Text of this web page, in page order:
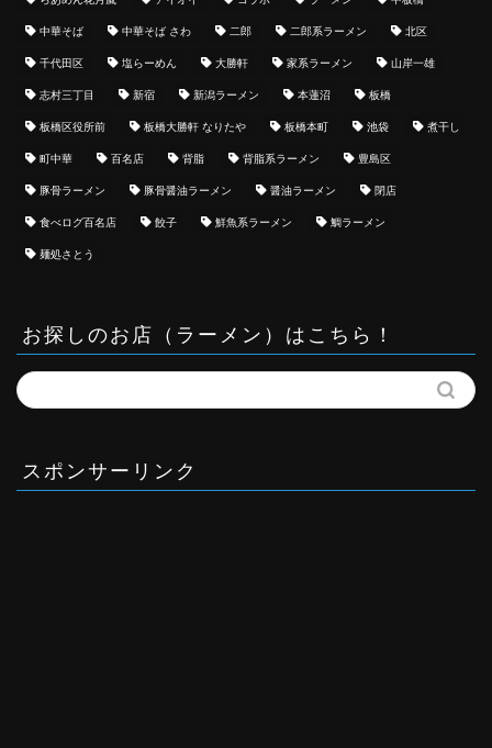
中華そば 中華そば さわ 二郎 二郎系ラーメン 北区
千代田区 塩らーめん 大勝軒 家系ラーメン 山岸一雄
志村三丁目 新宿 新潟ラーメン 本蓮沼 板橋
板橋区役所前 板橋大勝軒 なりたや 板橋本町 池袋 煮干し
町中華 百名店 背脂 背脂系ラーメン 豊島区
豚骨ラーメン 豚骨醤油ラーメン 醤油ラーメン 閉店
食べログ百名店 餃子 鮮魚系ラーメン 鯛ラーメン
麺処さとう
お探しのお店（ラーメン）はこちら！
スポンサーリンク